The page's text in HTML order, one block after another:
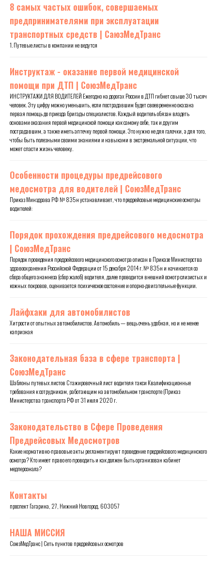
8 самых частых ошибок, совершаемых
предпринимателями при эксплуатации
транспортных средств | СаюзМедТранс
1. Путевые листы в компании не ведутся
Инструктаж - оказание первой медицинской
помощи при ДТП | СоюзМедТранс
ИНСТРУКТАЖИ ДЛЯ ВОДИТЕЛЕЙ Ежегодно на дорогах России в ДТП гибнет свыше 30 тысяч
человек. Эту цифру можно уменьшить, если пострадавшим будет своевременно оказана
первая помощь до приезда бригады специалистов. Каждый водитель обязан владеть
основами оказания первой медицинской помощи как самому себе, так и другим
пострадавшим, а также иметь аптечку первой помощи. Это нужно не для галочки, а для того,
чтобы быть полезными своими знаниями и навыками в экстремальной ситуации, что
может спасти жизнь человеку.
Особенности процедуры предрейсового
медосмотра для водителей | СоюзМедТранс
Приказ Минздрава РФ № 835н устанавливает, что предрейсовые медицинские осмотры
водителей:
Порядок прохождения предрейсового медосмотра
| СоюзМедТранс
Порядок проведения предрейсового медицинского осмотра описан в Приказе Министерства
здравоохранения Российской Федерации от 15 декабря 2014 г. № 835н и начинается со
сбора общего анамнеза (сбор жалоб) водителя, далее проводится внешний осмотр слизистых и
кожных покровов, оценивается психическое состояние и опорно-двигательные функции.
Лайфхаки для автомобилистов
Хитрости от опытных автомобилистов. Автомобиль — вещь очень удобная, но и не менее
капризная
Законодательная база в сфере транспорта |
СоюзМедТранс
Шаблоны путевых листов Стажировочный лист водителя такси Квалификационные
требования к сотрудникам, работающим на автомобильном транспорте (Приказ
Министерства транспорта РФ от 31 июля 2020 г.
Законодательство в Сфере Проведения
Предрейсовых Медосмотров
Какие нормативно-правовые акты регламентируют проведение предрейсового медицинского
осмотра? Кто имеет право его проводить и как должен быть организован кабинет
медперсонала?
Контакты
проспект Гагарина, 27, Нижний Новгород, 603057
НАША МИССИЯ
СоюзМедТранс | Сеть пунктов предрейсовых осмотров